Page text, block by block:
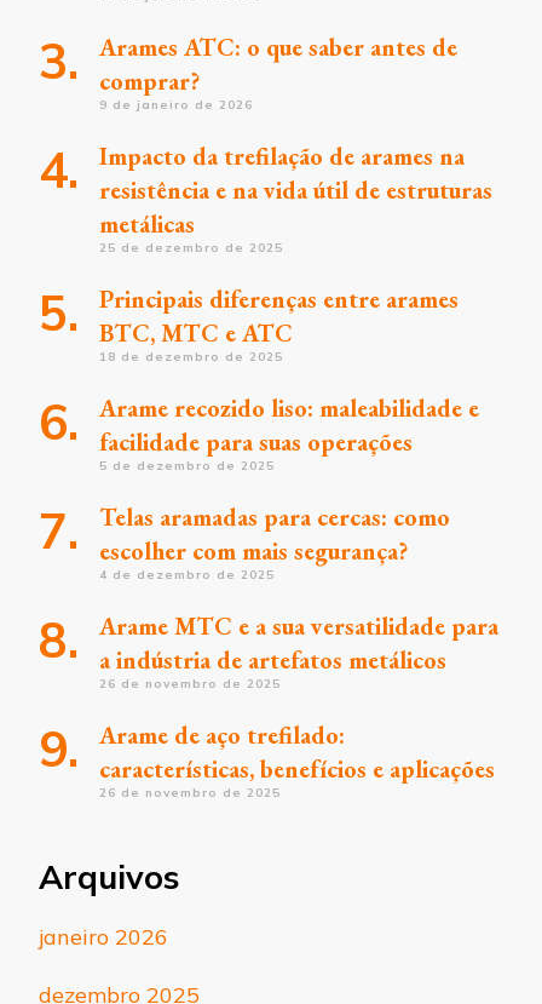
Arames ATC: o que saber antes de
comprar?
9 de janeiro de 2026
Impacto da trefilação de arames na
resistência e na vida útil de estruturas
metálicas
25 de dezembro de 2025
Principais diferenças entre arames
BTC, MTC e ATC
18 de dezembro de 2025
Arame recozido liso: maleabilidade e
facilidade para suas operações
5 de dezembro de 2025
Telas aramadas para cercas: como
escolher com mais segurança?
4 de dezembro de 2025
Arame MTC e a sua versatilidade para
a indústria de artefatos metálicos
26 de novembro de 2025
Arame de aço trefilado:
características, benefícios e aplicações
26 de novembro de 2025
Arquivos
janeiro 2026
dezembro 2025